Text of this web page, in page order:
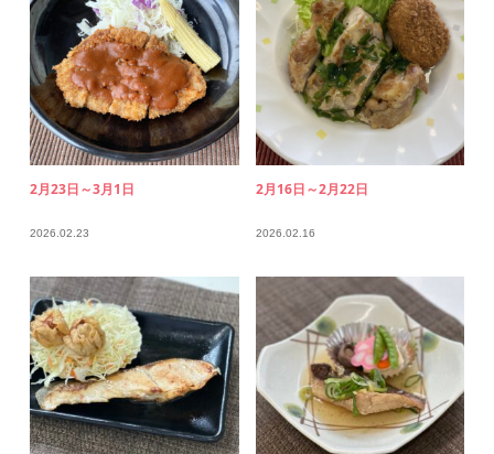
2月23日～3月1日
2026.02.23
2月16日～2月22日
2026.02.16